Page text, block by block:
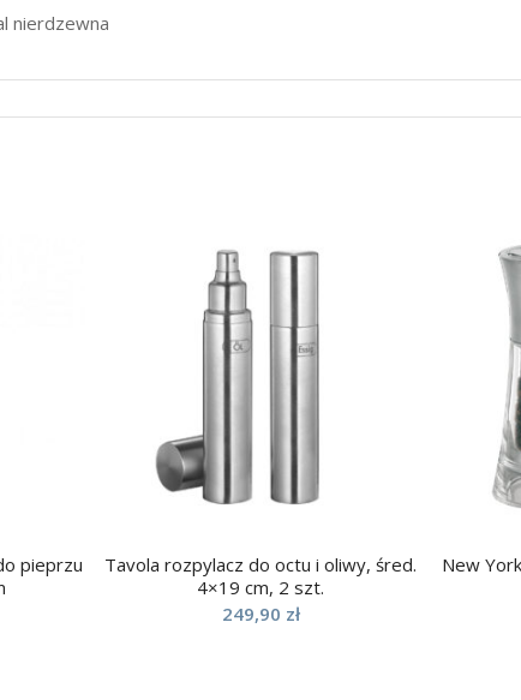
nierdzewna
pieprzu
Tavola rozpylacz do octu i oliwy, śred.
4×19 cm, 2 szt.
249,90 zł
New